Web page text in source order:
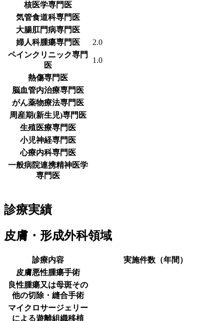
核医学専門医
気管食道科専門医
大腸肛門病専門医
婦人科腫瘍専門医
2.0
ペインクリニック専門
医
1.0
熱傷専門医
脳血管内治療専門医
がん薬物療法専門医
周産期(新生児)専門医
生殖医療専門医
小児神経専門医
心療内科専門医
一般病院連携精神医学
専門医
診療実績
皮膚・形成外科領域
診療内容
実施件数（年間）
皮膚悪性腫瘍手術
良性腫瘍又は母斑その
他の切除・縫合手術
マイクロサージェリー
による遊離組織移植